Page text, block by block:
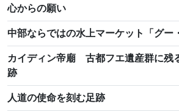
心からの願い
中部ならではの水上マーケット「グー
カイディン帝廟 古都フエ遺産群に残
跡
人道の使命を刻む足跡